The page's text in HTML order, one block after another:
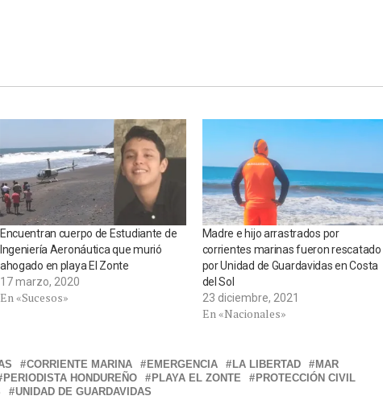
Encuentran cuerpo de Estudiante de
Ingeniería Aeronáutica que murió
ahogado en playa El Zonte
17 marzo, 2020
En «Sucesos»
Madre e hijo arrastrados por
corrientes marinas fueron rescatado
por Unidad de Guardavidas en Costa
del Sol
23 diciembre, 2021
En «Nacionales»
CORRIENTE MARINA EMERGENCIA LA LIBERTAD
MAR
PERIODISTA HONDUREÑO PLAYA EL ZONTE
PROTECCIÓN CIVIL
UNIDAD DE GUARDAVIDAS